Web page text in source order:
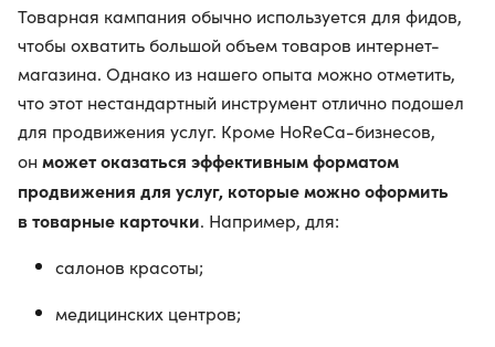
Товарная кампания обычно используется для фидов,
чтобы охватить большой объем товаров интернет-
магазина. Однако из нашего опыта можно отметить,
что этот нестандартный инструмент отлично подошел
для продвижения услуг. Кроме HoReCa-бизнесов,
он может оказаться эффективным форматом
продвижения для услуг, которые можно оформить
в товарные карточки. Например, для:
салонов красоты;
медицинских центров;